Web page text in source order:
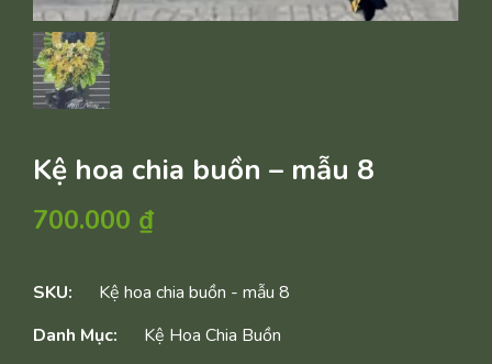
Kệ hoa chia buồn – mẫu 8
700.000 ₫
SKU:
Kệ hoa chia buồn - mẫu 8
Danh Mục:
Kệ Hoa Chia Buồn